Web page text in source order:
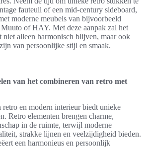
fauteuil of een mid-century sideboard,
moderne meubels van bijvoorbeeld
of HAY. Met deze aanpak zal het
niet alleen harmonisch blijven, maar ook
van persoonlijke stijl en smaak.
van het combineren van retro met
en modern interieur biedt unieke
Retro elementen brengen charme,
in de ruimte, terwijl moderne
strakke lijnen en veelzijdigheid bieden.
een harmonieus en persoonlijk